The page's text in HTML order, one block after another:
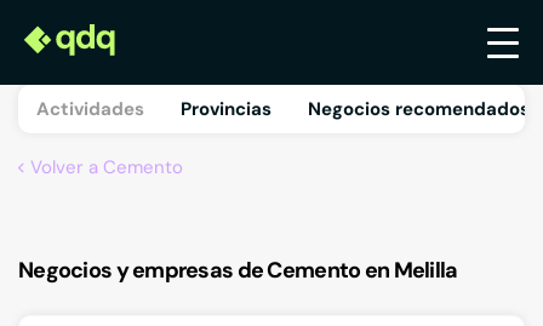
Actividades Provincias Negocios recomendados
Volver a Cemento
Negocios y empresas de Cemento en Melilla